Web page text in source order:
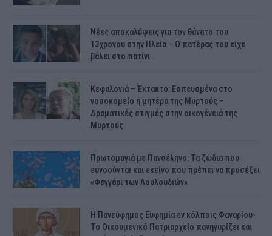
Νέες αποκαλύψεις για τον θάνατο του
13χρονου στην Ηλεία – Ο πατέρας του είχε
βάλει στο πατίνι…
Κεφαλονιά – Έκτακτο: Εσπευσμένα στο
νοσοκομείο η μητέρα της Μυρτούς –
Δραματικές στιγμές στην οικογένειά της
Μυρτούς
Πρωτομαγιά με Πανσέληνο: Τα ζώδια που
ευνοούνται και εκείνο που πρέπει να προσέξει
«Φεγγάρι των Λουλουδιών»
H Πανεύφημος Ευφημία εν κόλποις Φαναρίου-
Το Οικουμενικό Πατριαρχείο πανηγυρίζει και